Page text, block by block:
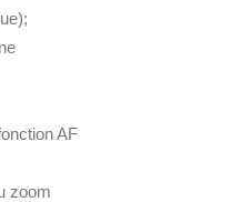
AF
zoom